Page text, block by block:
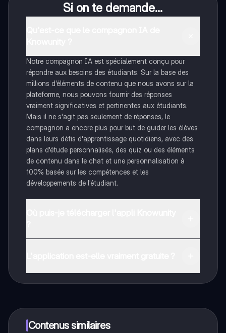
Si on te demande...
Notre compagnon IA est spécialement conçu pour
répondre aux besoins des étudiants. Sur la base des
millions d'éléments de contenu que nous avons sur la
plateforme, nous pouvons fournir des réponses
vraiment significatives et pertinentes aux étudiants.
Mais il ne s'agit pas seulement de réponses, le
compagnon a encore plus pour but de guider les élèves
dans leurs défis d'apprentissage quotidiens, avec des
plans d'étude personnalisés, des quiz ou des éléments
de contenu dans le chat et une personnalisation à
100% basée sur les compétences et les
développements de l'étudiant.
limites!
Contenus similaires